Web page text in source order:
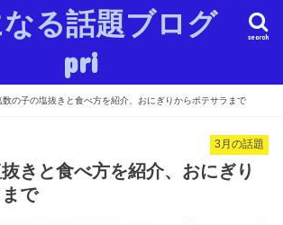
る話題ブログ
pri
search
数の子の塩抜きと食べ方を紹介、おにぎりからポテサラまで
3月の話題
きと食べ方を紹介、おにぎり
で